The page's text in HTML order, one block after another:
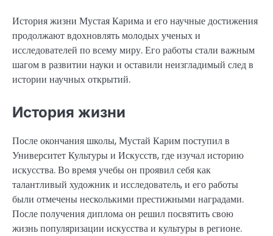
История жизни Мустая Карима и его научные достижения
продолжают вдохновлять молодых ученых и
исследователей по всему миру. Его работы стали важным
шагом в развитии науки и оставили неизгладимый след в
истории научных открытий.
История жизни
После окончания школы, Мустай Карим поступил в
Университет Культуры и Искусств, где изучал историю
искусства. Во время учебы он проявил себя как
талантливый художник и исследователь, и его работы
были отмечены несколькими престижными наградами.
После получения диплома он решил посвятить свою
жизнь популяризации искусства и культуры в регионе.